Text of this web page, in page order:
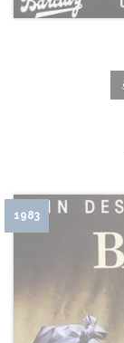
1983